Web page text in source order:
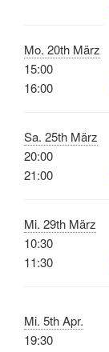
Mo. 20th März
15:00
16:00
Sa. 25th März
20:00
21:00
Mi. 29th März
10:30
11:30
Mi. 5th Apr.
19:30